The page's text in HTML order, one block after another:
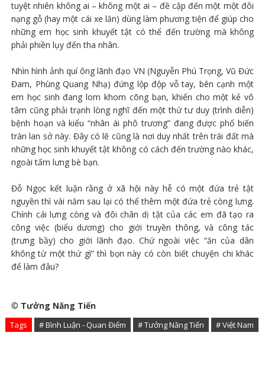
tuyệt nhiên không ai – không một ai – đề cập đến một một đôi
nạng gỗ (hay một cái xe lăn) dùng làm phương tiện để giúp cho
những em học sinh khuyết tật có thể đến trường mà không
phải phiền lụy đến tha nhân.
Nhìn hình ảnh quí ông lãnh đạo VN (Nguyễn Phú Trọng, Vũ Đức
Đam, Phùng Quang Nhạ) đứng lộp độp vỗ tay, bên cạnh một
em học sinh đang lom khom cõng bạn, khiến cho một kẻ vô
tâm cũng phải trạnh lòng nghĩ đến một thứ tư duy (trình diễn)
bệnh hoạn và kiểu “nhân ái phô trương” đang được phổ biến
tràn lan sở này. Đây có lẽ cũng là nơi duy nhất trên trái đất mà
những học sinh khuyết tật không có cách đến trường nào khác,
ngoài tấm lưng bè bạn.
Đỗ Ngọc kết luận rằng ở xã hội này hễ có một đứa trẻ tật
nguyền thì vài năm sau lại có thể thêm một đứa trẻ còng lưng.
Chính cái lưng còng và đôi chân dị tật của các em đã tạo ra
công việc (biểu dương) cho giới truyền thông, và công tác
(trưng bầy) cho giới lãnh đạo. Chứ ngoài việc “ăn của dân
không từ một thứ gì” thì bọn này có còn biết chuyện chi khác
để làm đâu?
© Tưởng Năng Tiến
Tags # Bình Luận - Quan Điểm # Tưởng Năng Tiến # Việt Nam